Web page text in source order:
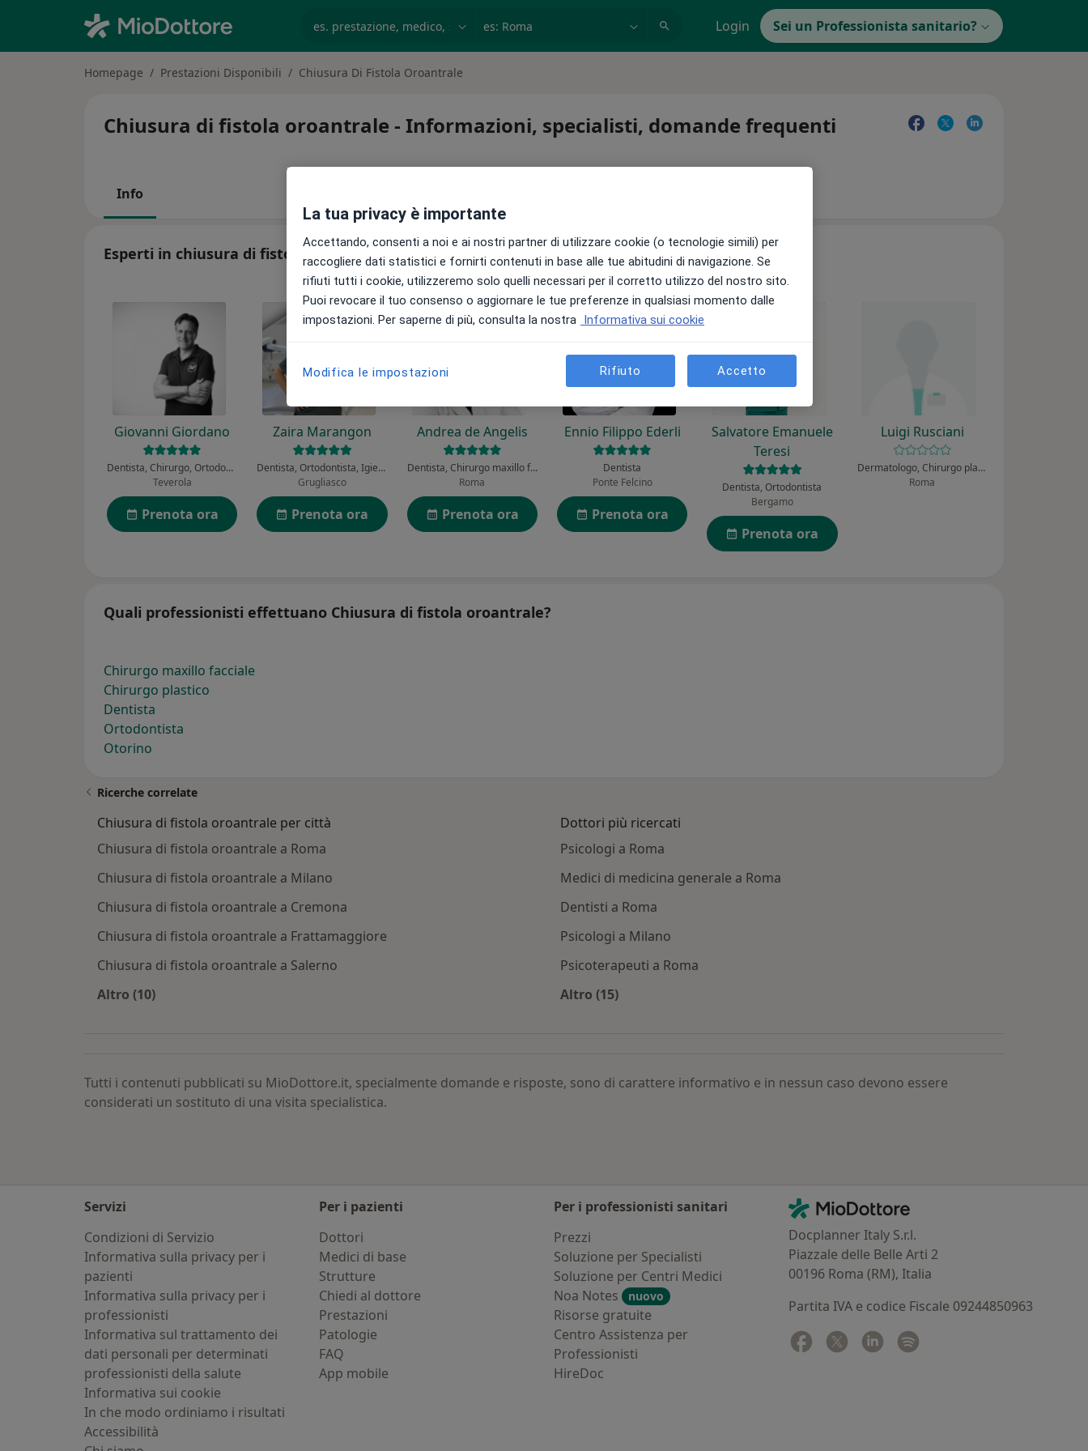
Login Sei un Professionista sanitario?
Homepage Prestazioni Disponibili Chiusura Di Fistola Oroantrale
Chiusura di fistola oroantrale - Informazioni, specialisti, domande frequenti
Info
Esperti in chiusura di fistola oroantrale
Giovanni Giordano
Dentista, Chirurgo, Ortodontista
Teverola
Prenota ora
Zaira Marangon
Dentista, Ortodontista, Igienista dentale
Grugliasco
Prenota ora
Andrea de Angelis
Dentista, Chirurgo maxillo facciale, Ortodontista
Roma
Prenota ora
Ennio Filippo Ederli
Dentista
Ponte Felcino
Prenota ora
Salvatore Emanuele
Teresi
Dentista, Ortodontista
Bergamo
Prenota ora
Luigi Rusciani
Dermatologo, Chirurgo plastico
Roma
Quali professionisti effettuano Chiusura di fistola oroantrale?
Chirurgo maxillo facciale
Chirurgo plastico
Dentista
Ortodontista
Otorino
Ricerche correlate
Chiusura di fistola oroantrale per città
Chiusura di fistola oroantrale a Roma
Chiusura di fistola oroantrale a Milano
Chiusura di fistola oroantrale a Cremona
Chiusura di fistola oroantrale a Frattamaggiore
Chiusura di fistola oroantrale a Salerno
Altro (10)
Dottori più ricercati
Psicologi a Roma
Medici di medicina generale a Roma
Dentisti a Roma
Psicologi a Milano
Psicoterapeuti a Roma
Altro (15)
Tutti i contenuti pubblicati su MioDottore.it, specialmente domande e risposte, sono di carattere informativo e in nessun caso devono essere
considerati un sostituto di una visita specialistica.
Servizi
Condizioni di Servizio
Informativa sulla privacy per i
pazienti
Informativa sulla privacy per i
professionisti
Informativa sul trattamento dei
dati personali per determinati
professionisti della salute
Informativa sui cookie
In che modo ordiniamo i risultati
Accessibilità
Per i pazienti
Dottori
Medici di base
Strutture
Chiedi al dottore
Prestazioni
Patologie
FAQ
App mobile
Per i professionisti sanitari
Prezzi
Soluzione per Specialisti
Soluzione per Centri Medici
Noa Notes
nuovo
Risorse gratuite
Centro Assistenza per
Professionisti
HireDoc
Contatti
MioDottore - Homepage
Docplanner Italy S.r.l.
Piazzale delle Belle Arti 2
00196 Roma (RM), Italia
Partita IVA e codice Fiscale 09244850963
Facebook
si apre in una nuova scheda
Twitter
si apre in una nuova scheda
Linkedin
si apre in una nuova scheda
La tua privacy è importante
Accettando, consenti a noi e ai nostri partner di utilizzare cookie (o tecnologie simili) per
raccogliere dati statistici e fornirti contenuti in base alle tue abitudini di navigazione. Se
rifiuti tutti i cookie, utilizzeremo solo quelli necessari per il corretto utilizzo del nostro sito.
Puoi revocare il tuo consenso o aggiornare le tue preferenze in qualsiasi momento dalle
impostazioni. Per saperne di più, consulta la nostra Informativa sui cookie
Modifica le impostazioni Rifiuto Accetto